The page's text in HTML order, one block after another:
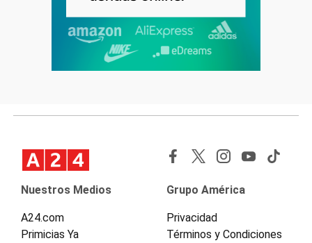
Nuestros Medios
A24.com
Primicias Ya
Grupo América
Privacidad
Términos y Condiciones